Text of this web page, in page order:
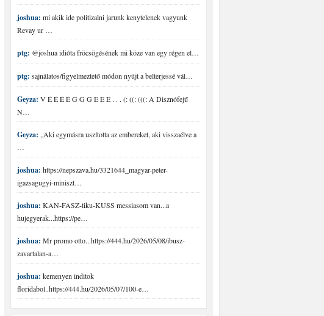
joshua: mi akik ide politizalni jarunk kenytelenek vagyunk
Revay ur …
ptg: @joshua idióta fröcsögésének mi köze van egy régen el…
ptg: sajnálatos/figyelmeztető módon nyújt a belterjessé vál…
Geyza: V É É É É G G G E E E . . . (: ((: (((: A Disznófejű
N…
Geyza: „Aki egymásra uszította az embereket, aki visszaélve a
…
joshua: https://nepszava.hu/3321644_magyar-peter-
igazsagugyi-miniszt…
joshua: KAN-FASZ-tiku-KUSS messiasom van...a
hujegyerak...https://pe…
joshua: Mr promo otto...https://444.hu/2026/05/08/ibusz-
zavartalan-a…
joshua: kemenyen inditok
floridabol..https://444.hu/2026/05/07/100-e…